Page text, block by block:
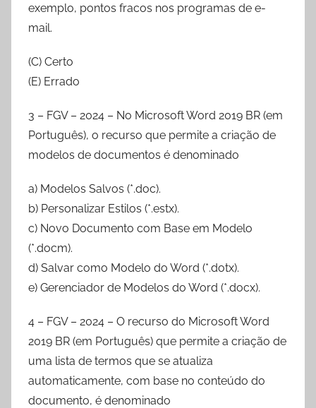
exemplo, pontos fracos nos programas de e-
mail.
(C) Certo
(E) Errado
3 – FGV – 2024 – No Microsoft Word 2019 BR (em
Português), o recurso que permite a criação de
modelos de documentos é denominado
a) Modelos Salvos (*.doc).
b) Personalizar Estilos (*.estx).
c) Novo Documento com Base em Modelo
(*.docm).
d) Salvar como Modelo do Word (*.dotx).
e) Gerenciador de Modelos do Word (*.docx).
4 – FGV – 2024 – O recurso do Microsoft Word
2019 BR (em Português) que permite a criação de
uma lista de termos que se atualiza
automaticamente, com base no conteúdo do
documento, é denominado